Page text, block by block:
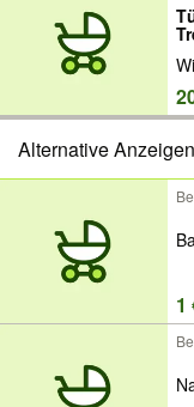
Alternative
1